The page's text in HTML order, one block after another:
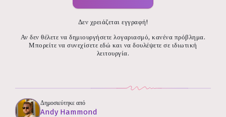
Δεν χρειάζεται εγγραφή!
Αν δεν θέλετε να δημιουργήσετε λογαριασμό, κανένα πρόβλημα.
Μπορείτε να συνεχίσετε εδώ και να δουλέψετε σε ιδιωτική
λειτουργία.
Δημοσιεύτηκε από
Andy Hammond